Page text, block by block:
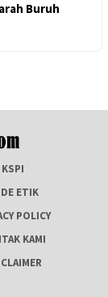
Buruh
KSPI
ETIK
POLICY
KAMI